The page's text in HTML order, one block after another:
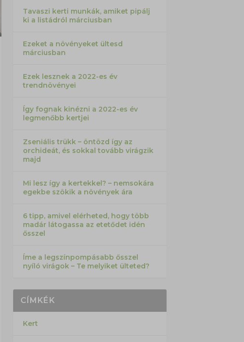
Tavaszi kerti munkák, amiket pipálj
ki a listádról márciusban
Ezeket a növényeket ültesd
márciusban
Ezek lesznek a 2022-es év
trendnövényei
Így fognak kinézni a 2022-es év
legmenőbb kertjei
Zseniális trükk – öntözd így az
orchideát, és sokkal tovább virágzik
majd
Mi lesz így a kertekkel? – nemsokára
egekbe szökik a növények ára
6 tipp, amivel elérheted, hogy több
madár látogassa az etetődet idén
ősszel
Íme a legszínpompásabb ősszel
nyíló virágok – Te melyiket ülteted?
CÍMKÉK
Kert